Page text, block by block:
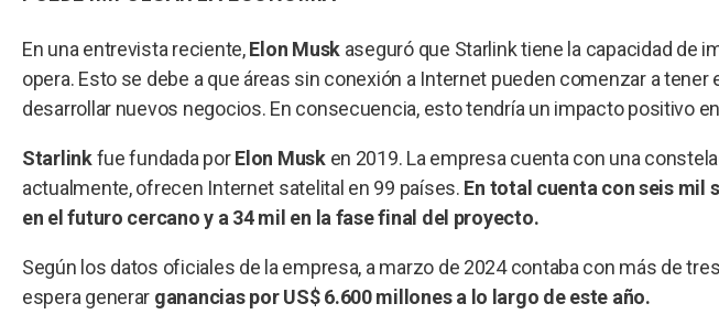
En una entrevista reciente,Elon Musk aseguró que Starlink tiene la capacidad de
opera. Esto se debe a que áreas sin conexión a Internet pueden comenzar a tener
desarrollar nuevos negocios. En consecuencia, esto tendría un impacto positivo
Starlinkfue fundada porElon Musken 2019. La empresa cuenta con una
actualmente, ofrecen Internet satelital en 99 países. En total cuenta con seis mil
en el futuro cercano y a 34 mil en la fase final del proyecto.
Según los datos oficiales de la empresa, a marzo de 2024 contaba con más de
espera generar ganancias por US$ 6.600 millones a lo largo de este año.